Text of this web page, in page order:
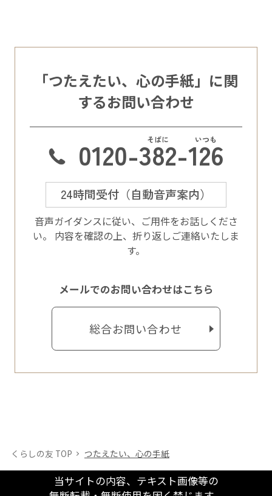
「つたえたい、心の手紙」に関
するお問い合わせ
0120-382-126
24時間受付（自動音声案内）
⾳声ガイダンスに従い、ご⽤件をお話しくださ
い。
内容を確認の上、折り返しご連絡いたしま
す。
メールでのお問い合わせはこちら
総合お問い合わせ
くらしの友 TOP つたえたい、心の手紙
当サイトの内容、テキスト画像等の